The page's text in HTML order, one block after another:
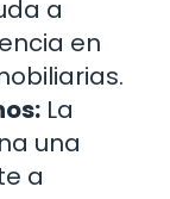
a
en
La
una
a